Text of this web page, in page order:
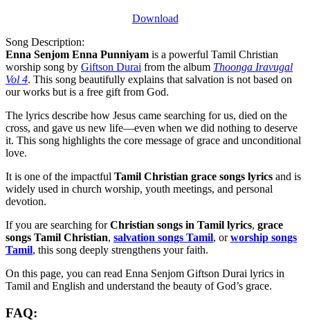
Download
Song Description:
Enna Senjom Enna Punniyam is a powerful Tamil Christian
worship song by Giftson Durai from the album Thoonga Iravugal
Vol 4. This song beautifully explains that salvation is not based on
our works but is a free gift from God.
The lyrics describe how Jesus came searching for us, died on the
cross, and gave us new life—even when we did nothing to deserve
it. This song highlights the core message of grace and unconditional
love.
It is one of the impactful Tamil Christian grace songs lyrics and is
widely used in church worship, youth meetings, and personal
devotion.
If you are searching forChristian songs in Tamil lyrics, grace
songs Tamil Christian, salvation songs Tamil, orworship songs
Tamil, this song deeply strengthens your faith.
On this page, you can read Enna Senjom Giftson Durai lyrics in
Tamil and English and understand the beauty of God’s grace.
FAQ: